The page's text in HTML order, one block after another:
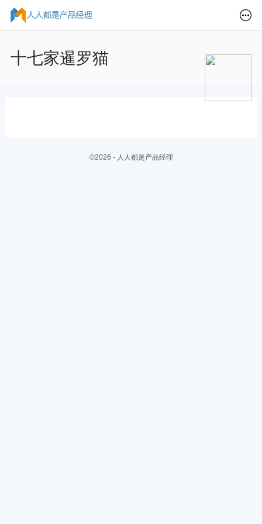
十七家暹罗猫
©2026 - 人人都是产品经理